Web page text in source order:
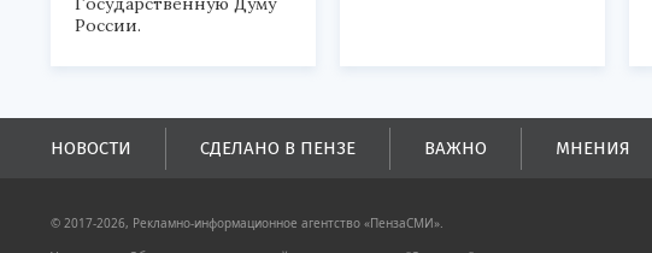
России.
НОВОСТИ СДЕЛАНО В ПЕНЗЕ ВАЖНО МНЕНИЯ
© 2017-2026, Рекламно-информационное агентство «ПензаСМИ».